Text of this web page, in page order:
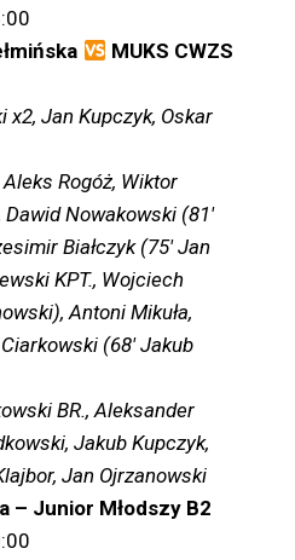
MUKS CWZS
x2, Jan Kupczyk, Oskar
Aleks Rogóż, Wiktor
Nowakowski (81′
Białczyk (75′ Jan
KPT., Wojciech
Antoni Mikuła,
(68′ Jakub
BR., Aleksander
Jakub Kupczyk,
Jan Ojrzanowski
– Junior Młodszy B2